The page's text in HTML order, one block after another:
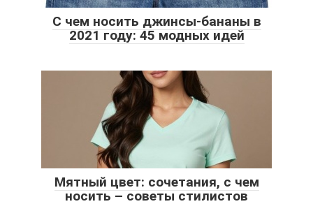
С чем носить джинсы-бананы в
2021 году: 45 модных идей
Мятный цвет: сочетания, с чем
носить – советы стилистов